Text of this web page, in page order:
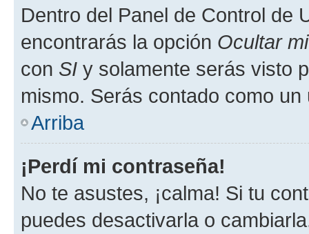
Dentro del Panel de Control de
encontrarás la opción Ocultar
con SI y solamente serás visto
mismo. Serás contado como un
Arriba
¡Perdí mi contraseña!
No te asustes, ¡calma! Si tu
puedes desactivarla o